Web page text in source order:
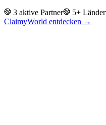
3 aktive Partner
5+ Länder
ClaimyWorld entdecken →